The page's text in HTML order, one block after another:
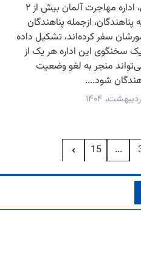
طبق یک گزارش، اداره مهاجرت آلمان بیش از ۲
پناهندگان، ازجمله پناهندگان
سفر کرده‌اند، تشکیل داده
سخنگوی این اداره هر یک از
منجر به لغو وضعیت
شود....
...
15